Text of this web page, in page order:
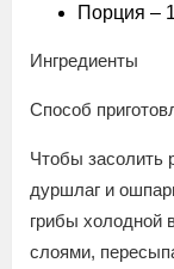
Порция –
Ингредиенты
Способ
Чтобы засолить
дуршлаг и
грибы холодной
слоями,